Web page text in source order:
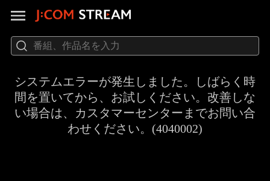
システムエラーが発生しました。しばらく時
間を置いてから、お試しください。改善しな
い場合は、カスタマーセンターまでお問い合
わせください。(4040002)